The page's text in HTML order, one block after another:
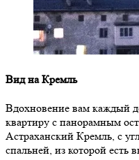
Вид на Кремль
Вдохновение вам каждый
квартиру с панорамным
Астраханский Кремль, с
спальней, из которой есть